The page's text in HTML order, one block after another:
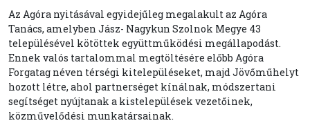
Az Agóra nyitásával egyidejűleg megalakult az Agóra
Tanács, amelyben Jász- Nagykun Szolnok Megye 43
településével kötöttek együttműködési megállapodást.
Ennek valós tartalommal megtöltésére előbb Agóra
Forgatag néven térségi kitelepüléseket, majd Jövőműhelyt
hozott létre, ahol partnerséget kínálnak, módszertani
segítséget nyújtanak a kistelepülések vezetőinek,
közművelődési munkatársainak.